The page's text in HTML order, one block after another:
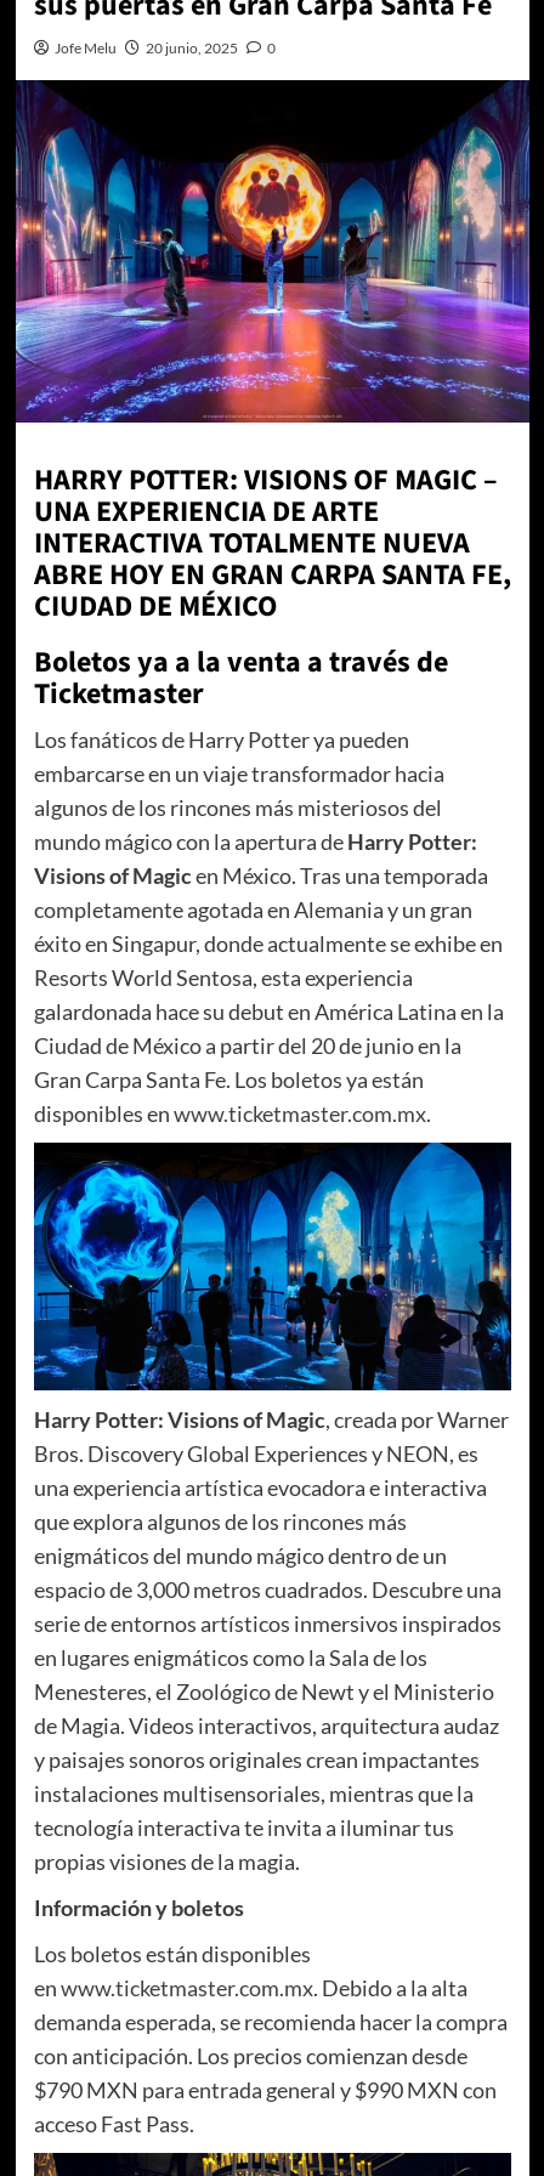
Jofe Melu 20 junio, 2025 0
HARRY POTTER: VISIONS OF MAGIC –
UNA EXPERIENCIA DE ARTE
INTERACTIVA TOTALMENTE NUEVA
ABRE HOY EN GRAN CARPA SANTA FE,
CIUDAD DE MÉXICO
Boletos ya a la venta a través de
Ticketmaster
Los fanáticos de Harry Potter ya pueden
embarcarse en un viaje transformador hacia
algunos de los rincones más misteriosos del
mundo mágico con la apertura deHarry Potter:
Visions of Magicen México. Tras una temporada
completamente agotada en Alemania y un gran
éxito en Singapur, donde actualmente se exhibe en
Resorts World Sentosa, esta experiencia
galardonada hace su debut en América Latina en la
Ciudad de México a partir del 20 de junio en la
Gran Carpa Santa Fe. Los boletos ya están
disponibles enwww.ticketmaster.com.mx.
Harry Potter: Visions of Magic, creada por Warner
Bros. Discovery Global Experiences y NEON, es
una experiencia artística evocadora e interactiva
que explora algunos de los rincones más
enigmáticos del mundo mágico dentro de un
espacio de 3,000 metros cuadrados. Descubre una
serie de entornos artísticos inmersivos inspirados
en lugares enigmáticos como la Sala de los
Menesteres, el Zoológico de Newt y el Ministerio
de Magia. Videos interactivos, arquitectura audaz
y paisajes sonoros originales crean impactantes
instalaciones multisensoriales, mientras que la
tecnología interactiva te invita a iluminar tus
propias visiones de la magia.
Información y boletos
Los boletos están disponibles
enwww.ticketmaster.com.mx. Debido a la alta
demanda esperada, se recomienda hacer la compra
con anticipación. Los precios comienzan desde
$790 MXN para entrada general y $990 MXN con
acceso Fast Pass.